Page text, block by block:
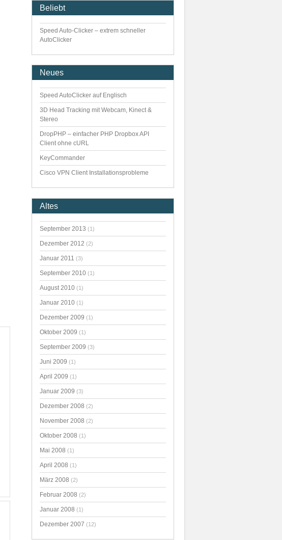
Beliebt
Speed Auto-Clicker – extrem schneller
AutoClicker
Neues
Speed AutoClicker auf Englisch
3D Head Tracking mit Webcam, Kinect &
Stereo
DropPHP – einfacher PHP Dropbox API
Client ohne cURL
KeyCommander
Cisco VPN Client Installationsprobleme
Altes
September 2013 (1)
Dezember 2012 (2)
Januar 2011 (3)
September 2010 (1)
August 2010 (1)
Januar 2010 (1)
Dezember 2009 (1)
Oktober 2009 (1)
September 2009 (3)
Juni 2009 (1)
April 2009 (1)
Januar 2009 (3)
Dezember 2008 (2)
November 2008 (2)
Oktober 2008 (1)
Mai 2008 (1)
April 2008 (1)
März 2008 (2)
Februar 2008 (2)
Januar 2008 (1)
Dezember 2007 (12)